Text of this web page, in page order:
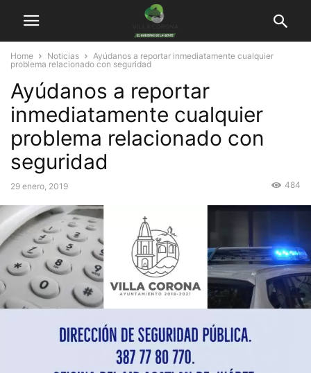
Home Noticias
Ayúdanos a reportar inmediatamente cualquier
problema relacionado con seguridad
Ayúdanos a reportar
inmediatamente cualquier
problema relacionado con
seguridad
29 enero, 2019 484